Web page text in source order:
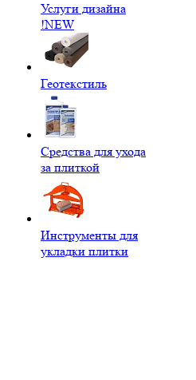
Услуги дизайна
!NEW
Геотекстиль
Средства для ухода
за плиткой
Инструменты для
укладки плитки